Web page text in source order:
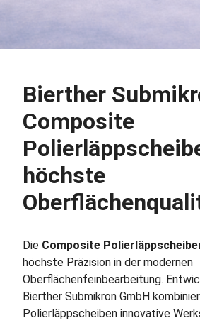
Bierther
Composite
höchste
Die Composite
höchste Präzision in der modernen
Oberflächenfeinbearbeitung.
Bierther Submikron GmbH
Polierläppscheiben innovative